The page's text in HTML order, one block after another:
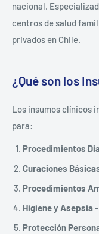
nacional.
centros de salud
privados en Chile.
¿Qué son los
Los insumos clínicos
para:
Procedimientos
Curaciones
Procedimientos
Higiene y Asepsia
Protección